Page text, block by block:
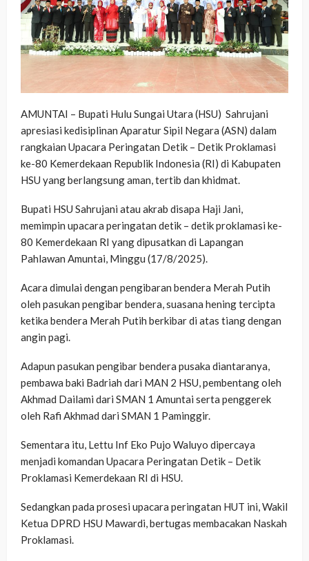
AMUNTAI – Bupati Hulu Sungai Utara (HSU) Sahrujani
apresiasi kedisiplinan Aparatur Sipil Negara (ASN) dalam
rangkaian Upacara Peringatan Detik – Detik Proklamasi
ke-80 Kemerdekaan Republik Indonesia (RI) di Kabupaten
HSU yang berlangsung aman, tertib dan khidmat.
Bupati HSU Sahrujani atau akrab disapa Haji Jani,
memimpin upacara peringatan detik – detik proklamasi ke-
80 Kemerdekaan RI yang dipusatkan di Lapangan
Pahlawan Amuntai, Minggu (17/8/2025).
Acara dimulai dengan pengibaran bendera Merah Putih
oleh pasukan pengibar bendera, suasana hening tercipta
ketika bendera Merah Putih berkibar di atas tiang dengan
angin pagi.
Adapun pasukan pengibar bendera pusaka diantaranya,
pembawa baki Badriah dari MAN 2 HSU, pembentang oleh
Akhmad Dailami dari SMAN 1 Amuntai serta penggerek
oleh Rafi Akhmad dari SMAN 1 Paminggir.
Sementara itu, Lettu Inf Eko Pujo Waluyo dipercaya
menjadi komandan Upacara Peringatan Detik – Detik
Proklamasi Kemerdekaan RI di HSU.
Sedangkan pada prosesi upacara peringatan HUT ini, Wakil
Ketua DPRD HSU Mawardi, bertugas membacakan Naskah
Proklamasi.